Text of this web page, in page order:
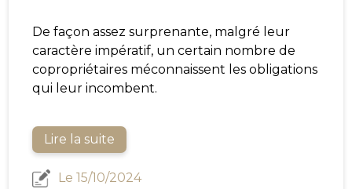
De façon assez surprenante, malgré leur
caractère impératif, un certain nombre de
copropriétaires méconnaissent les obligations
qui leur incombent.
Lire la suite
Le 15/10/2024